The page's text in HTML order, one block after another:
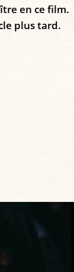
en ce film.
plus tard.